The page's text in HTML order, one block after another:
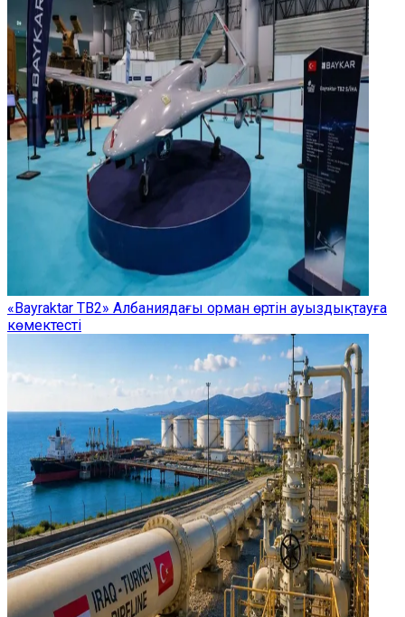
«Bayraktar TB2» Албаниядағы орман өртін ауыздықтауға
көмектесті